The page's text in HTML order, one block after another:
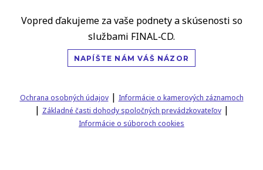
Vopred ďakujeme za vaše podnety a skúsenosti so
službami FINAL‑CD.
NAPÍŠTE NÁM VÁŠ NÁZOR
Ochrana osobných údajov| Informácie o kamerových záznamoch
| Základné časti dohody spoločných prevádzkovateľov|
Informácie o súboroch cookies